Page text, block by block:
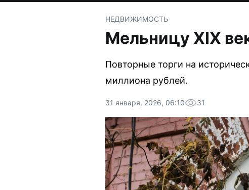
НЕДВИЖИМОСТЬ
Мельницу XIX
Повторные торги на
миллиона рублей.
31 января, 2026, 06:10 31